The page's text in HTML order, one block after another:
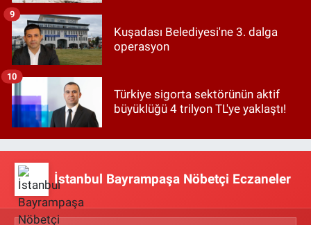
Kuşadası Belediyesi'ne 3. dalga
operasyon
9
Türkiye sigorta sektörünün aktif
büyüklüğü 4 trilyon TL'ye yaklaştı!
10
İstanbul Bayrampaşa Nöbetçi Eczaneler